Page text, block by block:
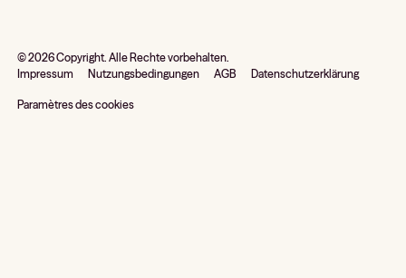
©2026Copyright. Alle Rechte vorbehalten.
Impressum
Nutzungsbedingungen AGB Datenschutzerklärung
Paramètres des cookies